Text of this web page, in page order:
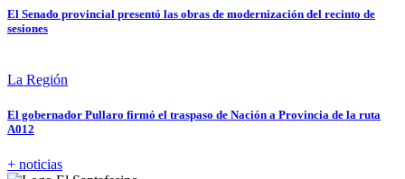
El Senado provincial presentó las obras de modernización del recinto de
sesiones
La Región
El gobernador Pullaro firmó el traspaso de Nación a Provincia de la ruta
A012
+ noticias